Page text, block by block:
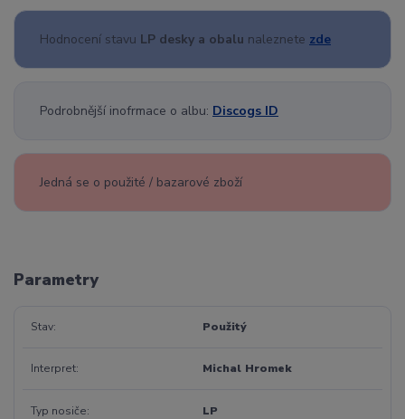
Hodnocení stavu LP desky a obalu naleznete zde
Podrobnější inofrmace o albu: Discogs ID
Jedná se o použité / bazarové zboží
Parametry
Stav Použitý
Interpret Michal Hromek
Typ nosiče LP